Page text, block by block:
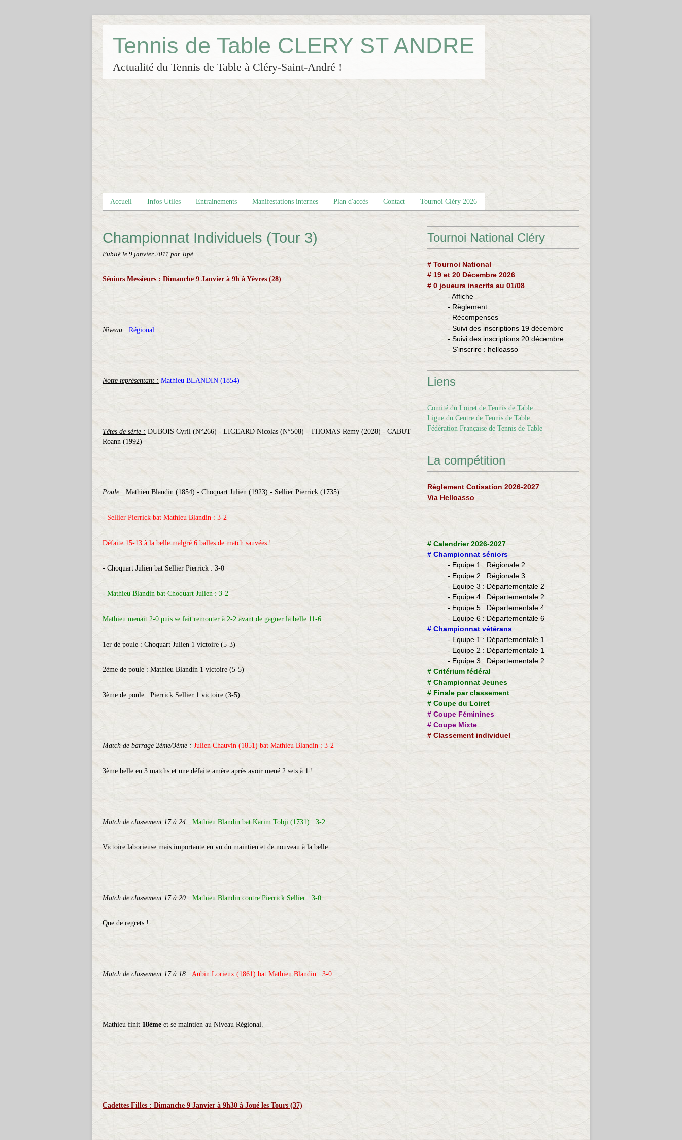
Tennis de Table CLERY ST ANDRE
Actualité du Tennis de Table à Cléry-Saint-André !
Accueil Infos Utiles Entrainements Manifestations internes Plan d'accès Contact Tournoi Cléry 2026
Championnat Individuels (Tour 3)
Publié le 9 janvier 2011 par Jipé
Séniors Messieurs : Dimanche 9 Janvier à 9h à Yèvres (28)
Niveau : Régional
Notre représentant : Mathieu BLANDIN (1854)
Têtes de série : DUBOIS Cyril (N°266) - LIGEARD Nicolas (N°508) - THOMAS Rémy (2028) - CABUT
Roann (1992)
Poule : Mathieu Blandin (1854) - Choquart Julien (1923) - Sellier Pierrick (1735)
- Sellier Pierrick bat Mathieu Blandin : 3-2
Défaite 15-13 à la belle malgré 6 balles de match sauvées !
- Choquart Julien bat Sellier Pierrick : 3-0
- Mathieu Blandin bat Choquart Julien : 3-2
Mathieu menait 2-0 puis se fait remonter à 2-2 avant de gagner la belle 11-6
1er de poule : Choquart Julien 1 victoire (5-3)
2ème de poule : Mathieu Blandin 1 victoire (5-5)
3ème de poule : Pierrick Sellier 1 victoire (3-5)
Match de barrage 2ème/3ème : Julien Chauvin (1851) bat Mathieu Blandin : 3-2
3ème belle en 3 matchs et une défaite amère après avoir mené 2 sets à 1 !
Match de classement 17 à 24 : Mathieu Blandin bat Karim Tobji (1731) : 3-2
Victoire laborieuse mais importante en vu du maintien et de nouveau à la belle
Match de classement 17 à 20 : Mathieu Blandin contre Pierrick Sellier : 3-0
Que de regrets !
Match de classement 17 à 18 : Aubin Lorieux (1861) bat Mathieu Blandin : 3-0
Mathieu finit 18ème et se maintien au Niveau Régional.
Cadettes Filles : Dimanche 9 Janvier à 9h30 à Joué les Tours (37)
Tournoi National Cléry
# Tournoi National
# 19 et 20 Décembre 2026
# 0 joueurs inscrits au 01/08
- Affiche
- Règlement
- Récompenses
- Suivi des inscriptions 19 décembre
- Suivi des inscriptions 20 décembre
- S'inscrire : helloasso
Liens
Comité du Loiret de Tennis de Table
Ligue du Centre de Tennis de Table
Fédération Française de Tennis de Table
La compétition
Règlement Cotisation 2026-2027
Via Helloasso
# Calendrier 2026-2027
# Championnat séniors
- Equipe 1 : Régionale 2
- Equipe 2 : Régionale 3
- Equipe 3 : Départementale 2
- Equipe 4 : Départementale 2
- Equipe 5 : Départementale 4
- Equipe 6 : Départementale 6
​# Championnat vétérans
- ​Equipe 1 : Départementale 1
- Equipe 2 : Départementale 1
- Equipe 3 : Départementale 2
# Critérium fédéral
# Championnat Jeunes
# Finale par classement
# Coupe du Loiret
# Coupe Féminines
# Coupe Mixte
#Classement individuel